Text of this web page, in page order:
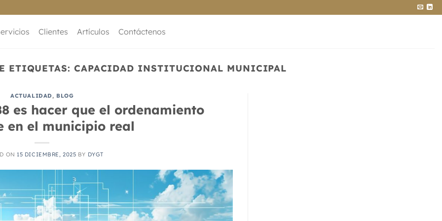
Clientes Artículos Contáctenos
ETIQUETAS: CAPACIDAD INSTITUCIONAL MUNICIPAL
ACTUALIDAD, BLOG
es hacer que el ordenamiento
en el municipio real
ON 15 DICIEMBRE, 2025 BY DYGT